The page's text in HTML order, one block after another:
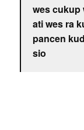
wes cukup
ati wes ra
pancen
sio